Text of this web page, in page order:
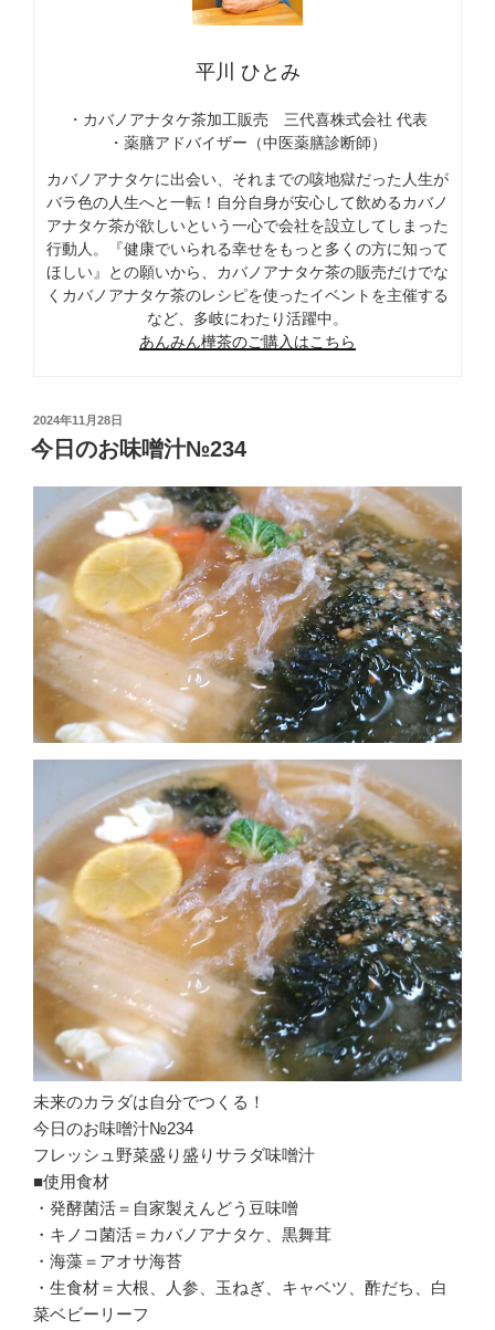
平川 ひとみ
・カバノアナタケ茶加工販売 三代喜株式会社 代表
・薬膳アドバイザー（中医薬膳診断師）
カバノアナタケに出会い、それまでの咳地獄だった人生が
バラ色の人生へと一転！自分自身が安心して飲めるカバノ
アナタケ茶が欲しいという一心で会社を設立してしまった
行動人。『健康でいられる幸せをもっと多くの方に知って
ほしい』との願いから、カバノアナタケ茶の販売だけでな
くカバノアナタケ茶のレシピを使ったイベントを主催する
など、多岐にわたり活躍中。
あんみん樺茶のご購入はこちら
投
稿
日:
2024年11月28日
今日のお味噌汁№234
未来のカラダは自分でつくる！
今日のお味噌汁№234
フレッシュ野菜盛り盛りサラダ味噌汁
■使用食材
・発酵菌活＝自家製えんどう豆味噌
・キノコ菌活＝カバノアナタケ、黒舞茸
・海藻＝アオサ海苔
・生食材＝大根、人参、玉ねぎ、キャベツ、酢だち、白
菜ベビーリーフ